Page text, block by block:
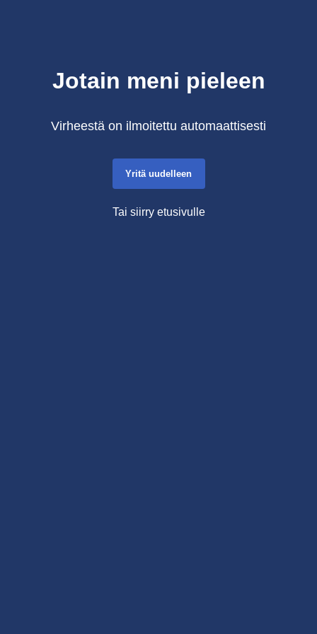
Jotain meni pieleen
Virheestä on ilmoitettu automaattisesti
Yritä uudelleen
Tai siirry etusivulle